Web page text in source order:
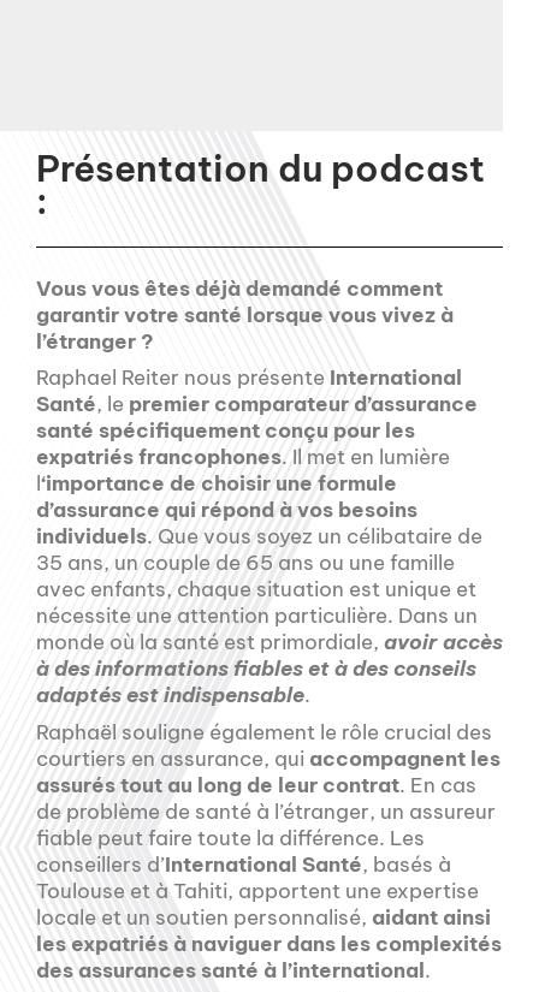
Présentation du podcast
:
Vous vous êtes déjà demandé comment
garantir votre santé lorsque vous vivez à
l’étranger ?
Raphael Reiter nous présente International
Santé, le premier comparateur d’assurance
santé spécifiquement conçu pour les
expatriés francophones. Il met en lumière
l‘importance de choisir une formule
d’assurance qui répond à vos besoins
individuels. Que vous soyez un célibataire de
35 ans, un couple de 65 ans ou une famille
avec enfants, chaque situation est unique et
nécessite une attention particulière. Dans un
monde où la santé est primordiale, avoir accès
à des informations fiables et à des conseils
adaptés est indispensable.
Raphaël souligne également le rôle crucial des
courtiers en assurance, qui accompagnent les
assurés tout au long de leur contrat. En cas
de problème de santé à l’étranger, un assureur
fiable peut faire toute la différence. Les
conseillers d’International Santé, basés à
Toulouse et à Tahiti, apportent une expertise
locale et un soutien personnalisé, aidant ainsi
les expatriés à naviguer dans les complexités
des assurances santé à l’international.